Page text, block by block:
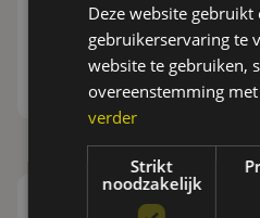
D&M BARBEQUE
Deze website
gebruikerservaring te
website te gebruiken,
overeenstemming
verder
Strikt
noodzakelijk